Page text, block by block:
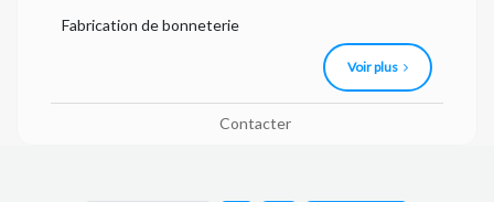
Fabrication de bonneterie
Voir plus
Contacter